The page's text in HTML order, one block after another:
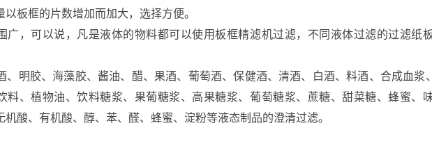
以板框的片数增加而加大，选择方便。
广，可以说，凡是液体的物料都可以使用板框精滤机过滤，不同液体过滤的过滤纸
、明胶、海藻胶、酱油、醋、果酒、葡萄酒、保健酒、清酒、白酒、料酒、合成血浆
料、植物油、饮料糖浆、果葡糖浆、高果糖浆、葡萄糖浆、蔗糖、甜菜糖、蜂蜜、
机酸、有机酸、醇、苯、醛、蜂蜜、淀粉等液态制品的澄清过滤。